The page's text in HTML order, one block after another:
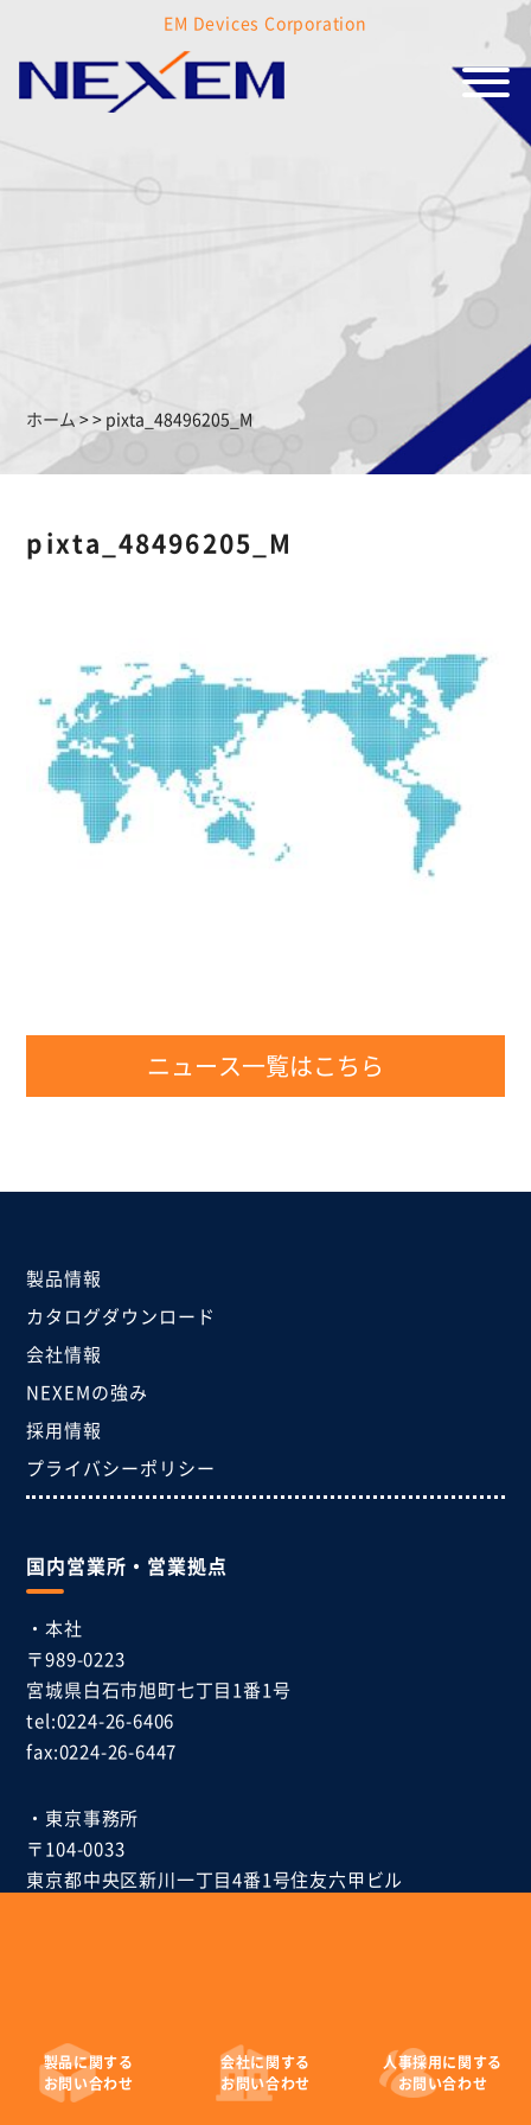
EM Devices Corporation
ホーム >> pixta_48496205_M
pixta_48496205_M
ニュース一覧はこちら
製品に関する
お問い合わせ
会社に関する
お問い合わせ
人事採用に関する
お問い合わせ
製品情報
カタログダウンロード
会社情報
NEXEMの強み
採用情報
プライバシーポリシー
国内営業所・営業拠点
・本社
〒989-0223
宮城県白石市旭町七丁目1番1号
tel:0224-26-6406
fax:0224-26-6447
・東京事務所
〒104-0033
東京都中央区新川一丁目4番1号住友六甲ビル